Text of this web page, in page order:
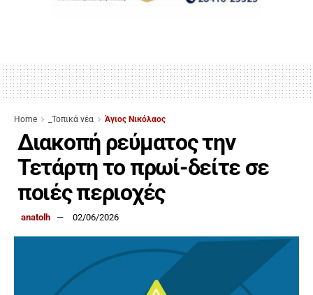
Home _Τοπικά νέα Άγιος Νικόλαος
Διακοπή ρεύματος την
Τετάρτη το πρωί-δείτε σε
ποιές περιοχές
anatolh 02/06/2026